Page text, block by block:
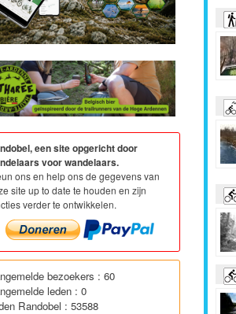
een site opgericht door
voor wandelaars.
ons en help ons de gegevens van
site up to date te houden en zijn
verder te ontwikkelen.
bezoekers : 60
leden : 0
Randobel : 53588